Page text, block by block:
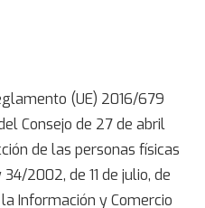
(UE) 2016/679
Consejo de 27 de abril
de las personas físicas
2002, de 11 de julio, de
Información y Comercio